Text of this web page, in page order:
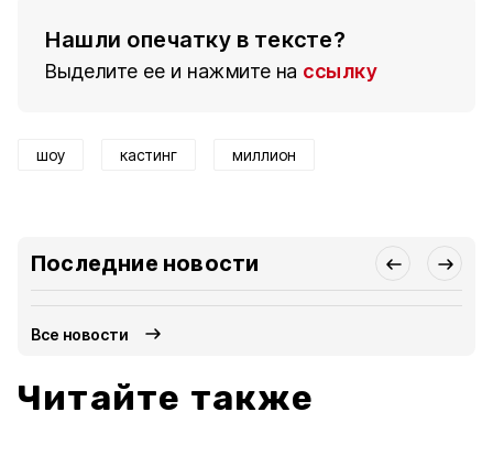
Нашли опечатку в тексте?
Выделите ее и нажмите на ссылку
шоу кастинг миллион
Последние новости
Все новости
Читайте также